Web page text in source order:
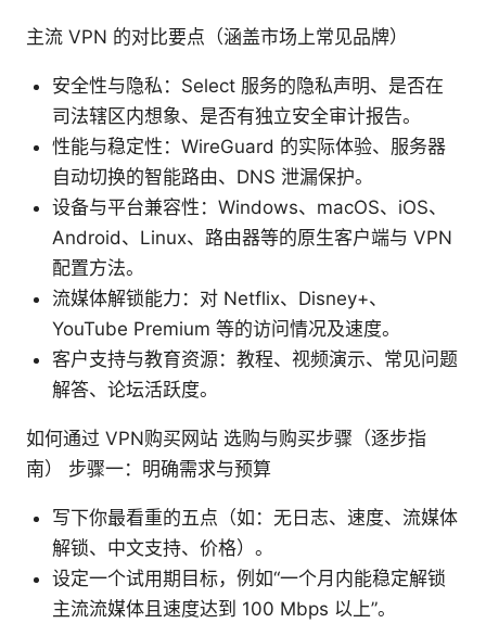
主流 VPN 的对比要点（涵盖市场上常见品牌）
安全性与隐私：Select 服务的隐私声明、是否在
司法辖区内想象、是否有独立安全审计报告。
性能与稳定性：WireGuard 的实际体验、服务器
自动切换的智能路由、DNS 泄漏保护。
设备与平台兼容性：Windows、macOS、iOS、
Android、Linux、路由器等的原生客户端与 VPN
配置方法。
流媒体解锁能力：对 Netflix、Disney+、
YouTube Premium 等的访问情况及速度。
客户支持与教育资源：教程、视频演示、常见问题
解答、论坛活跃度。
如何通过 VPN购买网站 选购与购买步骤（逐步指
南） 步骤一：明确需求与预算
写下你最看重的五点（如：无日志、速度、流媒体
解锁、中文支持、价格）。
设定一个试用期目标，例如“一个月内能稳定解锁
主流流媒体且速度达到 100 Mbps 以上”。